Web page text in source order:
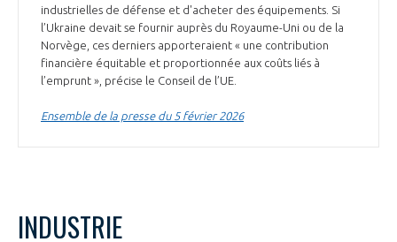
industrielles de défense et d'acheter des équipements. Si
l’Ukraine devait se fournir auprès du Royaume-Uni ou de la
Norvège, ces derniers apporteraient « une contribution
financière équitable et proportionnée aux coûts liés à
l’emprunt », précise le Conseil de l’UE.
Ensemble de la presse du 5 février 2026
INDUSTRIE